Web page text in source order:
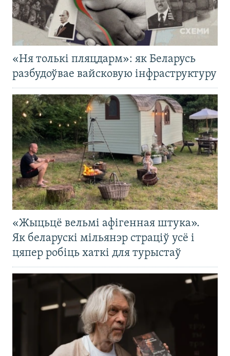
«Ня толькі пляцдарм»: як Беларусь
разбудоўвае вайсковую інфраструктуру
«Жыцьцё вельмі афігенная штука».
Як беларускі мільянэр страціў усё і
цяпер робіць хаткі для турыстаў